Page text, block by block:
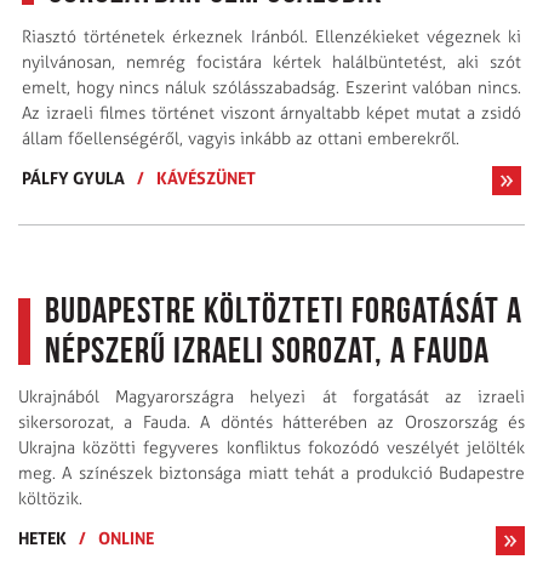
Riasztó történetek érkeznek Iránból. Ellenzékieket végeznek ki
nyilvánosan, nemrég focistára kértek halálbüntetést, aki szót
emelt, hogy nincs náluk szólásszabadság. Eszerint valóban nincs.
Az izraeli filmes történet viszont árnyaltabb képet mutat a zsidó
állam főellenségéről, vagyis inkább az ottani emberekről.
PÁLFY GYULA / KÁVÉSZÜNET
Budapestre költözteti forgatását a
népszerű izraeli sorozat, a Fauda
Ukrajnából Magyarországra helyezi át forgatását az izraeli
sikersorozat, a Fauda. A döntés hátterében az Oroszország és
Ukrajna közötti fegyveres konfliktus fokozódó veszélyét jelölték
meg. A színészek biztonsága miatt tehát a produkció Budapestre
költözik.
HETEK
/ ONLINE